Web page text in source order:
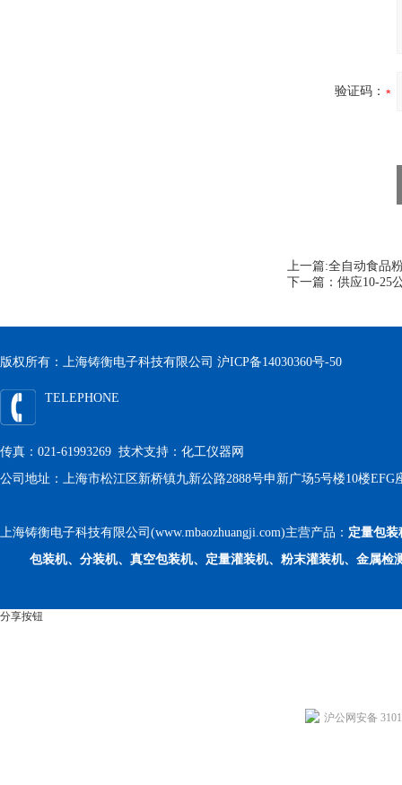
验证码：
上一篇:全自动食品
下一篇： 供应10-25
版权所有：上海铸衡电子科技有限公司 沪ICP备14030360号-50
TELEPHONE
传真：021-61993269 技术支持： 化工仪器网
公司地址：上海市松江区新桥镇九新公路2888号申新广场5号楼10楼EFG
上海铸衡电子科技有限公司(www.mbaozhuangji.com)主营产品： 定量包装
包装机、分装机、真空包装机、定量灌装机、粉末灌装机、金属检
分享按钮
沪公网安备